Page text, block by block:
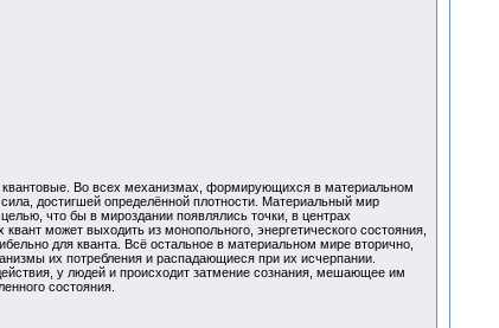
квантовые. Во всех механизмах, формирующихся в материальном
достигшей определённой плотности. Материальный мир
что бы в мироздании появлялись точки, в центрах
может выходить из монопольного, энергетического состояния,
для кванта. Всё остальное в материальном мире вторично,
их потребления и распадающиеся при их исчерпании.
у людей и происходит затмение сознания, мешающее им
состояния.